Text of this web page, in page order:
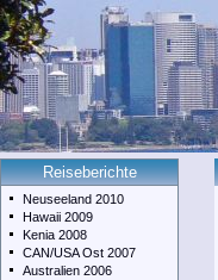
Reiseberichte
Neuseeland 2010
Hawaii 2009
Kenia 2008
CAN/USA Ost 2007
Australien 2006